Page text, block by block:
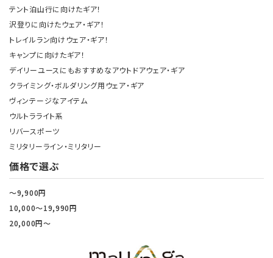
テント泊山行に向けたギア！
沢登りに向けたウェア・ギア！
トレイルラン向けウェア・ギア！
キャンプに向けたギア！
デイリーユースにもおすすめなアウトドアウェア・ギア
クライミング・ボルダリング用ウェア・ギア
ヴィンテージなアイテム
ウルトラライト系
リバースポーツ
ミリタリーライン・ミリタリー
価格で選ぶ
～9,900円
10,000～19,990円
20,000円～